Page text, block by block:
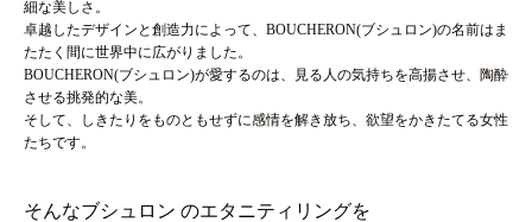
細な美しさ。
卓越したデザインと創造力によって、BOUCHERON(ブシュロン)の名前はま
たたく間に世界中に広がりました。
BOUCHERON(ブシュロン)が愛するのは、見る人の気持ちを高揚させ、陶酔
させる挑発的な美。
そして、しきたりをものともせずに感情を解き放ち、欲望をかきたてる女性
たちです。
そんなブシュロン のエタニティリングを